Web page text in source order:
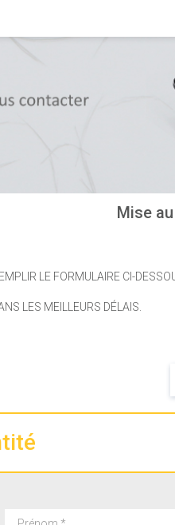
Mise
LE FORMULAIRE CI-
LES MEILLEURS DÉLAIS.